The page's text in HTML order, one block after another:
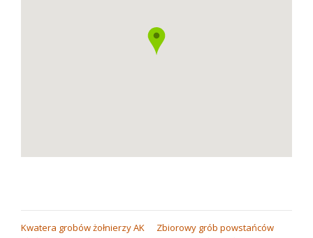
NAWIGACJA
Kwatera grobów żołnierzy AK
Zbiorowy grób powstańców